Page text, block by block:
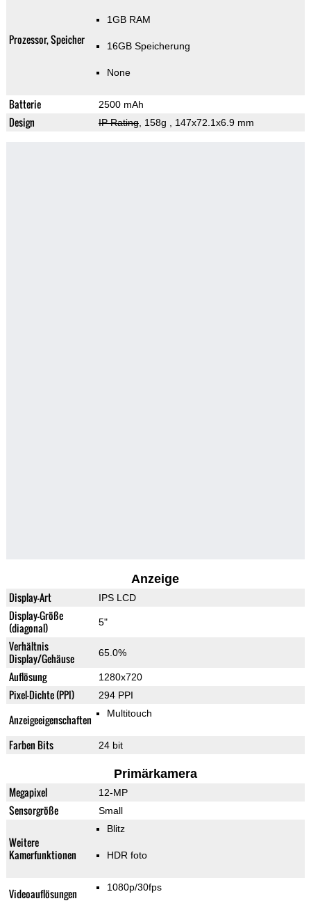
Prozessor, Speicher
1GB RAM
16GB Speicherung
None
Batterie 2500 mAh
Design IP Rating, 158g , 147x72.1x6.9 mm
Anzeige
Display-Art IPS LCD
Display-Größe
(diagonal)
5"
Verhältnis
Display/Gehäuse
65.0%
Auflösung 1280x720
Pixel-Dichte (PPI) 294 PPI
Anzeigeeigenschaften Multitouch
Farben Bits 24 bit
Primärkamera
Megapixel 12-MP
Sensorgröße Small
Weitere
Kamerfunktionen
Blitz
HDR foto
Videoauflösungen 1080p/30fps